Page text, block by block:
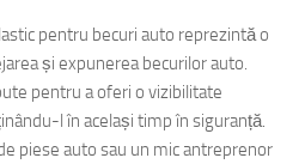
pentru becuri auto reprezintă o
și expunerea becurilor auto.
pentru a oferi o vizibilitate
l în același timp în siguranță.
piese auto sau un mic antreprenor